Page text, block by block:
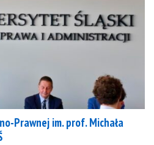
Prawnej im. prof. Michała